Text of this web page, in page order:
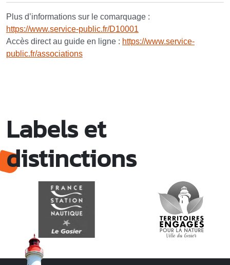
Plus d’informations sur le comarquage :
https://www.service-public.fr/D10001
Accès direct au guide en ligne : https://www.service-
public.fr/associations
Labels et
distinctions